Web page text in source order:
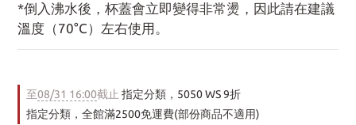
*倒入沸水後，杯蓋會立即變得非常燙，因此請在建議
溫度（70°C）左右使用。
至08/31 16:00截止 指定分類，5050 WS 9折
指定分類，全館滿2500免運費(部份商品不適用)